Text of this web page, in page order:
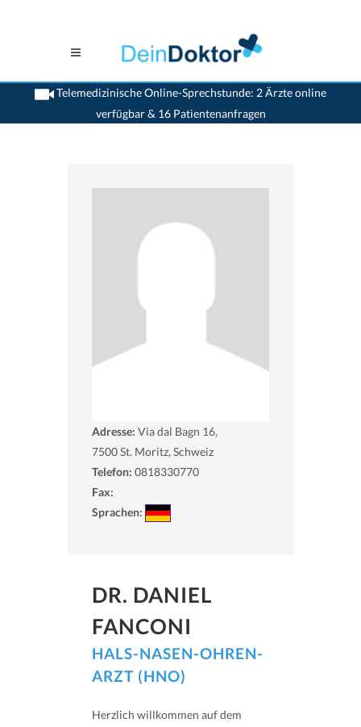
Telemedizinische Online-Sprechstunde: 2 Ärzte online
verfügbar & 16 Patientenanfragen
>Hals Nasen Ohren Aerzte (HNO)>St. Moritz>Dr. Daniel Fanconi>Termin mit
Adresse: Via dal Bagn 16,
7500St. Moritz, Schweiz
Telefon: 0818330770
Fax:
Sprachen:
DR. DANIEL
FANCONI
HALS-NASEN-OHREN-
ARZT (HNO)
Herzlich willkommen auf dem